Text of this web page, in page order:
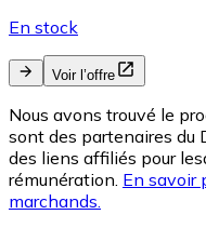
En stock
Voir l’offre
Nous avons trouvé le
sont des partenaires du
des liens affiliés pour
rémunération. En savoir
marchands.